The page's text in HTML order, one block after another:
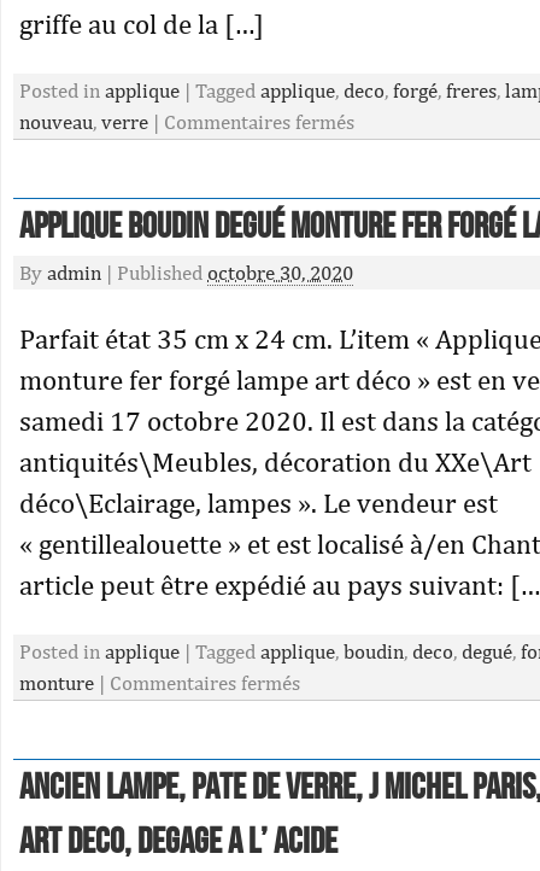
griffe au col de la […]
Posted in applique | Tagged applique, deco, forgé, freres,
nouveau, verre | Commentaires fermés
Applique boudin Degué monture fer forgé
By admin | Published octobre 30, 2020
Parfait état 35 cm x 24 cm. L’item «
monture fer forgé lampe art déco » est en
samedi 17 octobre 2020. Il est dans la
antiquités\Meubles, décoration du XXe\Art
déco\Eclairage, lampes ». Le vendeur est
« gentillealouette » et est localisé à/en
article peut être expédié au pays suivant:
Posted in applique | Tagged applique, boudin, deco, degué,
monture | Commentaires fermés
Ancien Lampe, Pate De Verre, J Michel
Art Deco, Degage A L’ Acide